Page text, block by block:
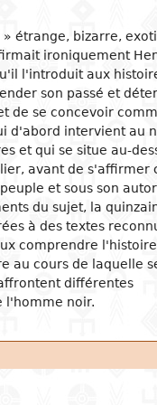
étrange, bizarre,
ironiquement
l'introduit aux
son passé et
de se concevoir
d'abord intervient au
et qui se situe au-
avant de s'affirmer
et sous son
du sujet, la
à des textes
comprendre
au cours de laquelle
différentes
l'homme noir.
studies
and organizations
and family
and feminism
and
political life
institutions
organization
and public
relationships
situation
economy
policies
and industry
banks and currency
trade
economic
sectors